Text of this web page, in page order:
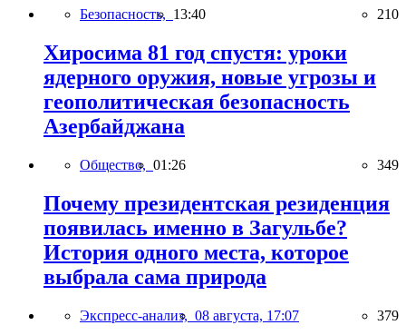
Безопасность, 13:40 210
Хиросима 81 год спустя: уроки
ядерного оружия, новые угрозы и
геополитическая безопасность
Азербайджана
Общество, 01:26 349
Почему президентская резиденция
появилась именно в Загульбе?
История одного места, которое
выбрала сама природа
Экспресс-анализ, 08 августа, 17:07 379